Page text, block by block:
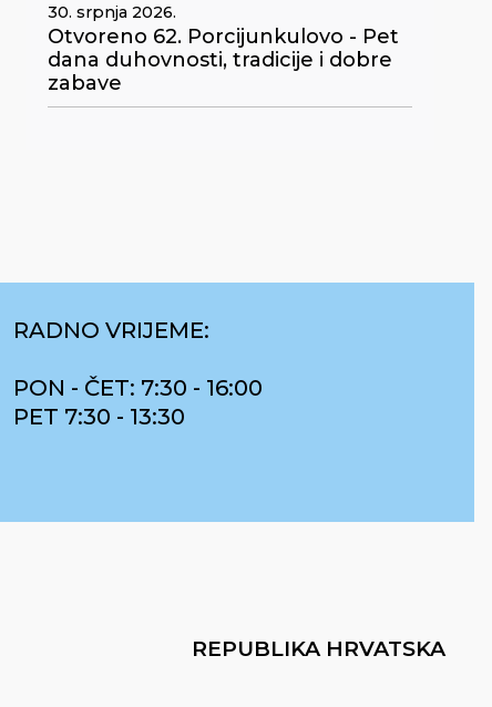
30. srpnja 2026.
Otvoreno 62. Porcijunkulovo - Pet
dana duhovnosti, tradicije i dobre
zabave
RADNO VRIJEME:
PON - ČET: 7:30 - 16:00
PET 7:30 - 13:30
REPUBLIKA HRVATSKA